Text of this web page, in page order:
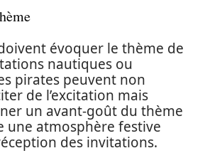
évoquer le thème de
nautiques ou
pirates peuvent non
de l’excitation mais
un avant-goût du thème
une atmosphère festive
des invitations.